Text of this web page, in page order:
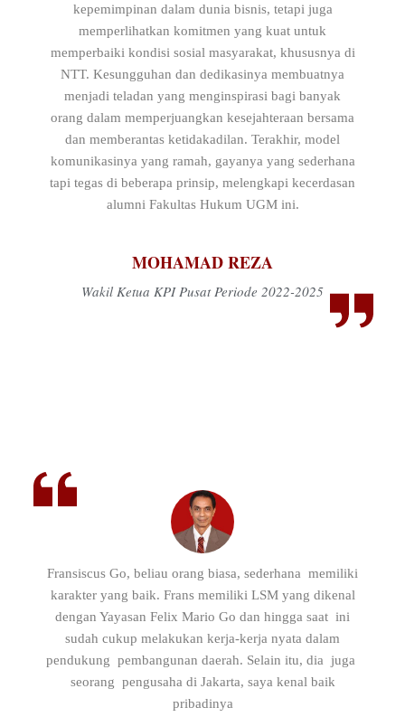
kepemimpinan dalam dunia bisnis, tetapi juga
memperlihatkan komitmen yang kuat untuk
memperbaiki kondisi sosial masyarakat, khususnya di
NTT. Kesungguhan dan dedikasinya membuatnya
menjadi teladan yang menginspirasi bagi banyak
orang dalam memperjuangkan kesejahteraan bersama
dan memberantas ketidakadilan. Terakhir, model
komunikasinya yang ramah, gayanya yang sederhana
tapi tegas di beberapa prinsip, melengkapi kecerdasan
alumni Fakultas Hukum UGM ini.
MOHAMAD REZA
Wakil Ketua KPI Pusat Periode 2022-2025
Fransiscus Go, beliau orang biasa, sederhana memiliki
karakter yang baik. Frans memiliki LSM yang dikenal
dengan Yayasan Felix Mario Go dan hingga saat ini
sudah cukup melakukan kerja-kerja nyata dalam
pendukung pembangunan daerah. Selain itu, dia juga
seorang pengusaha di Jakarta, saya kenal baik
pribadinya